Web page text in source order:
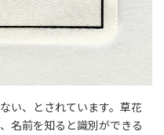
い、とされています。草花
名前を知ると識別ができる